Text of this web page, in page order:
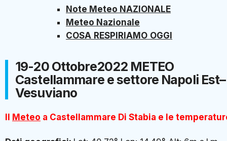
Note Meteo NAZIONALE
Meteo Nazionale
COSA RESPIRIAMO OGGI
19-20 Ottobre2022 METEO
Castellammare e settore Napoli Est–
Vesuviano
Meteo a Castellammare Di Stabia e le